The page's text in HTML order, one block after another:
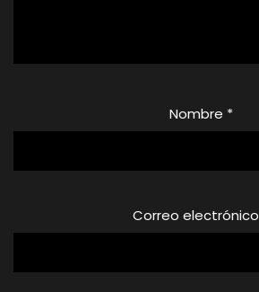
Nombre *
Correo electrónico